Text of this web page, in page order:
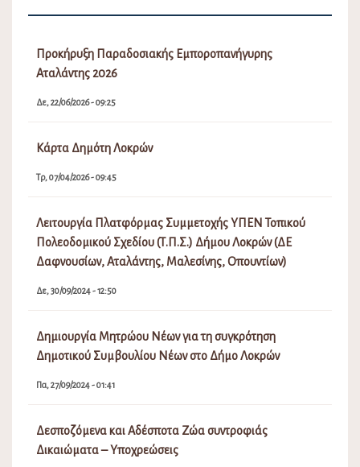
Προκήρυξη Παραδοσιακής Εμποροπανήγυρης
Αταλάντης 2026
Δε, 22/06/2026 - 09:25
Κάρτα Δημότη Λοκρών
Τρ, 07/04/2026 - 09:45
Λειτουργία Πλατφόρμας Συμμετοχής ΥΠΕΝ Τοπικού
Πολεοδομικού Σχεδίου (Τ.Π.Σ.) Δήμου Λοκρών (ΔΕ
Δαφνουσίων, Αταλάντης, Μαλεσίνης, Οπουντίων)
Δε, 30/09/2024 - 12:50
Δημιουργία Μητρώου Νέων για τη συγκρότηση
Δημοτικού Συμβουλίου Νέων στο Δήμο Λοκρών
Πα, 27/09/2024 - 01:41
Δεσποζόμενα και Αδέσποτα Ζώα συντροφιάς
Δικαιώματα – Υποχρεώσεις